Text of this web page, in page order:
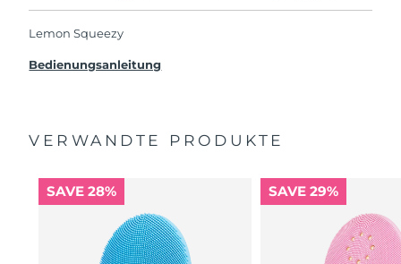
Lemon Squeezy
Bedienungsanleitung
VERWANDTE PRODUKTE
SAVE 28% SAVE 29%